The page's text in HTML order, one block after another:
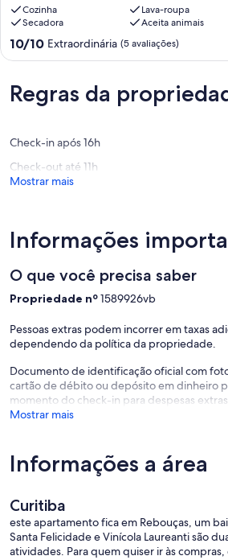
garagem,
Jd.
Botânico,
PUC,
Rebouças
Cozinha
Lava-roupa
Secadora
Aceita animais
10.0
de
Extraordinária,
(5
10/10 Extraordinária (5 avaliações)
Regras da
Check-in após 16h
Check-out até 11h
Mostrar mais
Informações
O que você precisa saber
Propriedade nº1589926vb
Pessoas extras podem incorrer em taxas
dependendo da política da propriedade.
Documento de identificação oficial com
cartão de débito ou depósito em dinheiro
momento do check-in para despesas extras.
Mostrar mais
Informações a área
Curitiba
este apartamento fica em Rebouças, um
Santa Felicidade e Vinícola Laureanti são
atividades. Para quem quiser ir às compras,